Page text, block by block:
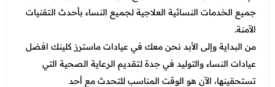
جميع الخدمات النسائية العلاجية لجميع النساء بأحدث التقنيات
الآمنة.
من البداية وإلى الأبد نحن معك في عيادات ماسترز كلينك افضل
عيادات النساء والتوليد في جدة لتقديم الرعاية الصحية التي
تستحقينها، الآن هو الوقت المناسب للتحدث مع أحد